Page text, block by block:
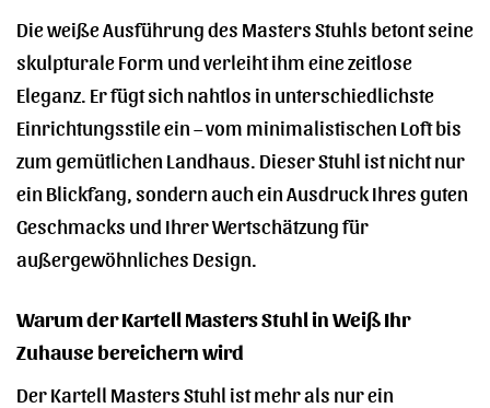
Die weiße Ausführung des Masters Stuhls betont seine
skulpturale Form und verleiht ihm eine zeitlose
Eleganz. Er fügt sich nahtlos in unterschiedlichste
Einrichtungsstile ein – vom minimalistischen Loft bis
zum gemütlichen Landhaus. Dieser Stuhl ist nicht nur
ein Blickfang, sondern auch ein Ausdruck Ihres guten
Geschmacks und Ihrer Wertschätzung für
außergewöhnliches Design.
Warum der Kartell Masters Stuhl in Weiß Ihr
Zuhause bereichern wird
Der Kartell Masters Stuhl ist mehr als nur ein